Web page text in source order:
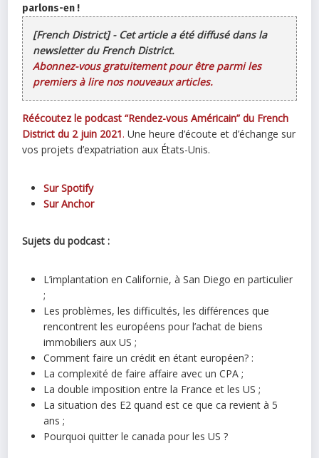
parlons-en !
[French District] - Cet article a été diffusé dans la
newsletter du French District.
Abonnez-vous gratuitement pour être parmi les
premiers à lire nos nouveaux articles.
Réécoutez le podcast “Rendez-vous Américain” du French
District du 2 juin 2021. Une heure d’écoute et d’échange sur
vos projets d’expatriation aux États-Unis.
Sur Spotify
Sur Anchor
Sujets du podcast :
L’implantation en Californie, à San Diego en particulier
;
Les problèmes, les difficultés, les différences que
rencontrent les européens pour l’achat de biens
immobiliers aux US ;
Comment faire un crédit en étant européen? :
La complexité de faire affaire avec un CPA ;
La double imposition entre la France et les US ;
La situation des E2 quand est ce que ca revient à 5
ans ;
Pourquoi quitter le canada pour les US ?